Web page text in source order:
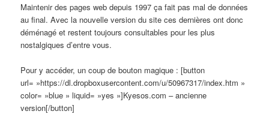
Maintenir des pages web depuis 1997 ça fait pas mal de données
au final. Avec la nouvelle version du site ces dernières ont donc
déménagé et restent toujours consultables pour les plus
nostalgiques d’entre vous.
Pour y accéder, un coup de bouton magique : [button
url= »https://dl.dropboxusercontent.com/u/50967317/index.htm »
color= »blue » liquid= »yes »]Kyesos.com – ancienne
version[/button]